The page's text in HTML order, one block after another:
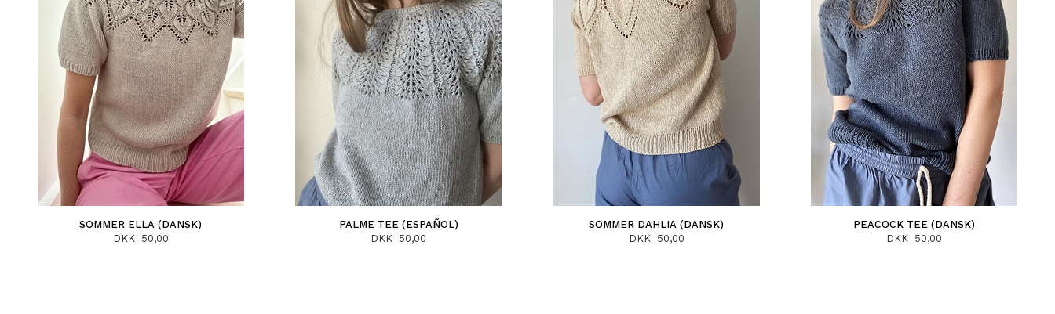
SOMMER ELLA (DANSK)
DKK 50,00
PALME TEE (ESPAÑOL)
DKK 50,00
SOMMER DAHLIA (DANSK)
DKK 50,00
PEACOCK TEE (DANSK)
DKK 50,00